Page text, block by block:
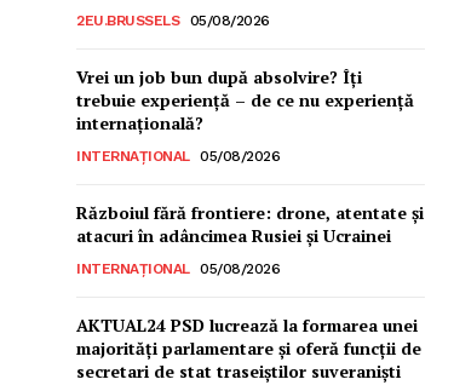
2EU.BRUSSELS 05/08/2026
Vrei un job bun după absolvire? Îți
trebuie experiență – de ce nu experiență
internațională?
INTERNAȚIONAL 05/08/2026
Războiul fără frontiere: drone, atentate și
atacuri în adâncimea Rusiei și Ucrainei
INTERNAȚIONAL 05/08/2026
AKTUAL24 PSD lucrează la formarea unei
majorităţi parlamentare și oferă funcții de
secretari de stat traseiștilor suveraniști